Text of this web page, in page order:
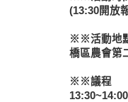
(13:30開放
※※活動地
橋區農會第
※※議程